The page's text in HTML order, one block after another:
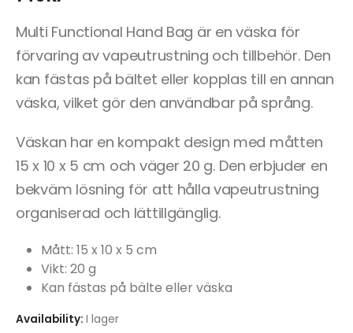
Multi Functional Hand Bag är en väska för
förvaring av vapeutrustning och tillbehör. Den
kan fästas på bältet eller kopplas till en annan
väska, vilket gör den användbar på språng.
Väskan har en kompakt design med måtten
15 x 10 x 5 cm och väger 20 g. Den erbjuder en
bekväm lösning för att hålla vapeutrustning
organiserad och lättillgänglig.
Mått: 15 x 10 x 5 cm
Vikt: 20 g
Kan fästas på bälte eller väska
Availability: I lager